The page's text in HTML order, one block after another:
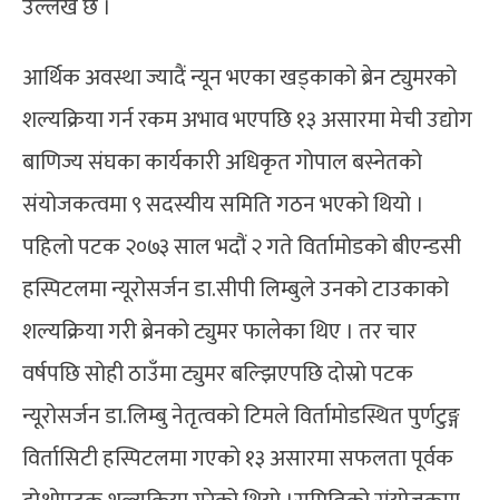
आर्थिक अवस्था ज्यादैं न्यून भएका खड्काको ब्रेन ट्युमरको
शल्यक्रिया गर्न रकम अभाव भएपछि १३ असारमा मेची उद्योग
बाणिज्य संघका कार्यकारी अधिकृत गोपाल बस्नेतको
संयोजकत्वमा ९ सदस्यीय समिति गठन भएको थियो ।
पहिलो पटक २०७३ साल भदौं २ गते विर्तामोडको बीएन्डसी
हस्पिटलमा न्यूरोसर्जन डा.सीपी लिम्बुले उनको टाउकाको
शल्यक्रिया गरी ब्रेनको ट्युमर फालेका थिए । तर चार
वर्षपछि सोही ठाउँमा ट्युमर बल्झिएपछि दोस्रो पटक
न्यूरोसर्जन डा.लिम्बु नेतृत्वको टिमले विर्तामोडस्थित पुर्णटुङ्ग
विर्तासिटी हस्पिटलमा गएको १३ असारमा सफलता पूर्वक